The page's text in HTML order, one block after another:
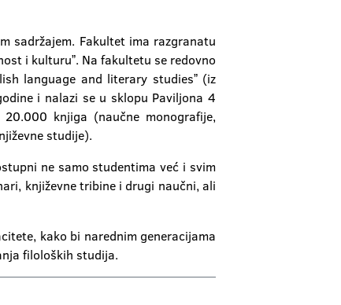
sadržajem. Fakultet ima razgranatu
i kulturuˮ. Na fakultetu se redovno
language and literary studiesˮ (iz
i nalazi se u sklopu Paviljona 4
knjiga (naučne monografije,
studije).
ne samo studentima već i svim
književne tribine i drugi naučni, ali
kako bi narednim generacijama
filoloških studija.